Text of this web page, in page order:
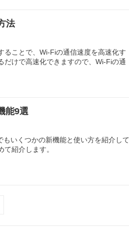
法
ることで、Wi-Fiの通信速度を高速化す
だけで高速化できますので、Wi-Fiの通
能9選
いくつかの新機能と使い方を紹介して
紹介します。